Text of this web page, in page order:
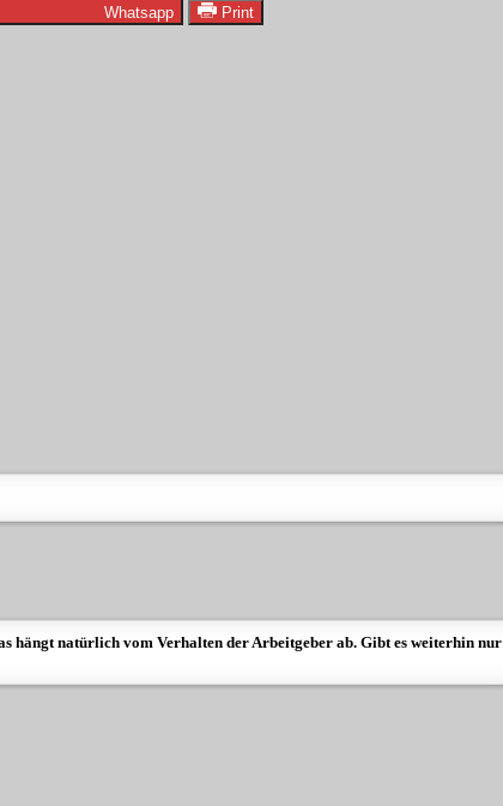
Whatsapp Print
natürlich vom Verhalten der Arbeitgeber ab. Gibt es weiterhin